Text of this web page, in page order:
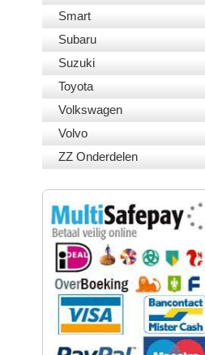
Smart
Subaru
Suzuki
Toyota
Volkswagen
Volvo
ZZ Onderdelen